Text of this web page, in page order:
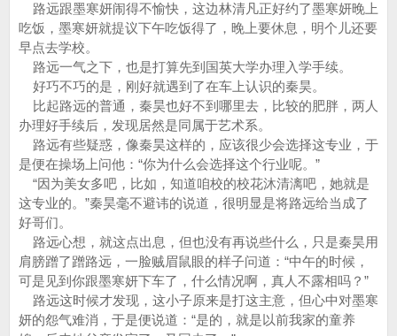
路远跟墨寒妍闹得不愉快，这边林清凡正好约了墨寒妍晚上
吃饭，墨寒妍就提议下午吃饭得了，晚上要休息，明个儿还要
早点去学校。
路远一气之下，也是打算先到国英大学办理入学手续。
好巧不巧的是，刚好就遇到了在车上认识的秦昊。
比起路远的普通，秦昊也好不到哪里去，比较的肥胖，两人
办理好手续后，发现居然是同属于艺术系。
路远有些疑惑，像秦昊这样的，应该很少会选择这专业，于
是便在操场上问他：“你为什么会选择这个行业呢。”
“因为美女多吧，比如，知道咱校的校花沐清漓吧，她就是
这专业的。”秦昊毫不避讳的说道，很明显是将路远给当成了
好哥们。
路远心想，就这点出息，但也没有再说些什么，只是秦昊用
肩膀蹭了蹭路远，一脸贼眉鼠眼的样子问道：“中午的时候，
可是见到你跟墨寒妍下车了，什么情况啊，真人不露相吗？”
路远这时候才发现，这小子原来是打这主意，但心中对墨寒
妍的怨气难消，于是便说道：“是的，就是以前我家的童养